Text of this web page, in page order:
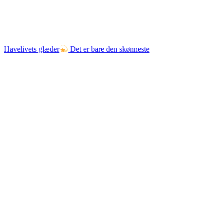
Havelivets glæder Det er bare den skønneste